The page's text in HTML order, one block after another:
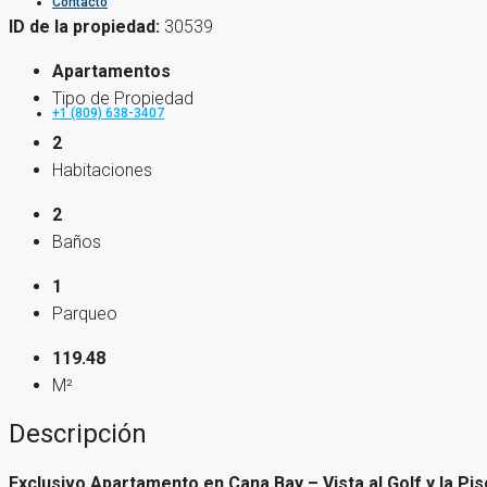
+1 (809) 638-3407
ID de la propiedad: 30539
Apartamentos
Tipo de Propiedad
2
Habitaciones
2
Baños
1
Parqueo
119.48
M²
Descripción